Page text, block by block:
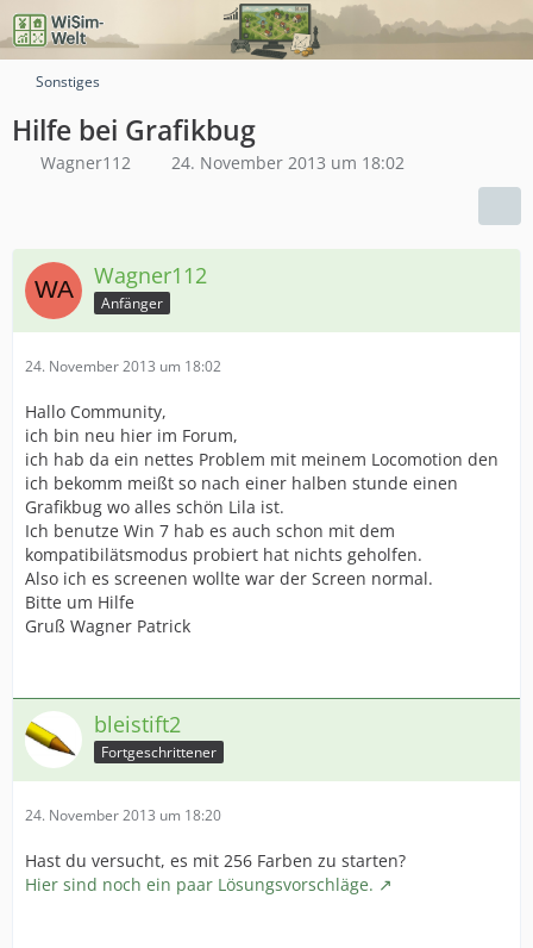
Sonstiges
Hilfe bei Grafikbug
Wagner112 24. November 2013 um 18:02
Wagner112
Anfänger
24. November 2013 um 18:02
Hallo Community,
ich bin neu hier im Forum,
ich hab da ein nettes Problem mit meinem Locomotion den
ich bekomm meißt so nach einer halben stunde einen
Grafikbug wo alles schön Lila ist.
Ich benutze Win 7 hab es auch schon mit dem
kompatibilätsmodus probiert hat nichts geholfen.
Also ich es screenen wollte war der Screen normal.
Bitte um Hilfe
Gruß Wagner Patrick
bleistift2
Fortgeschrittener
24. November 2013 um 18:20
Hast du versucht, es mit 256 Farben zu starten?
Hier sind noch ein paar Lösungsvorschläge.